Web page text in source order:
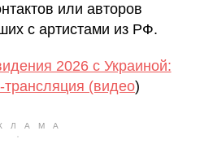
или авторов
с артистами из РФ.
2026 с Украиной:
(видео)